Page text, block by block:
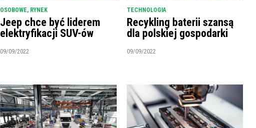
OSOBOWE, RYNEK
Jeep chce być liderem
elektryfikacji SUV-ów
09/09/2022
TECHNOLOGIA
Recykling baterii szansą
dla polskiej gospodarki
09/09/2022